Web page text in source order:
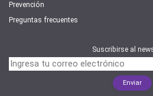
Prevención
Preguntas frecuentes
Suscribirse al